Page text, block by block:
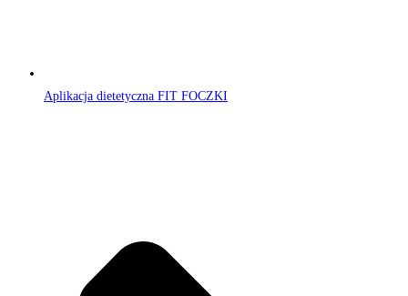
Aplikacja dietetyczna FIT FOCZKI